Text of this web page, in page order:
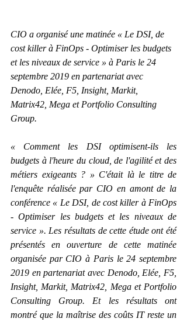
CIO a organisé une matinée « Le DSI, de
cost killer à FinOps - Optimiser les budgets
et les niveaux de service » à Paris le 24
septembre 2019 en partenariat avec
Denodo, Elée, F5, Insight, Markit,
Matrix42, Mega et Portfolio Consulting
Group.
« Comment les DSI optimisent-ils les
budgets à l'heure du cloud, de l'agilité et des
métiers exigeants ? » C'était là le titre de
l'enquête réalisée par CIO en amont de la
conférence « Le DSI, de cost killer à FinOps
- Optimiser les budgets et les niveaux de
service ». Les résultats de cette étude ont été
présentés en ouverture de cette matinée
organisée par CIO à Paris le 24 septembre
2019 en partenariat avec Denodo, Elée, F5,
Insight, Markit, Matrix42, Mega et Portfolio
Consulting Group. Et les résultats ont
montré que la maîtrise des coûts IT reste un